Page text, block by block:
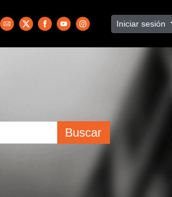
Iniciar sesión
Buscar